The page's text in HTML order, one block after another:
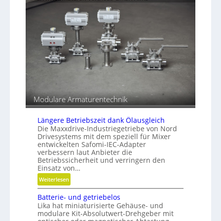
g
a
d
e
s
c
h
f
e
n
Modulare Armaturentechnik
Längere Betriebszeit dank Ölausgleich
Die Maxxdrive-Industriegetriebe von Nord
Drivesystems mit dem speziell für Mixer
entwickelten Safomi-IEC-Adapter
verbessern laut Anbieter die
Betriebssicherheit und verringern den
Einsatz von…
Weiterlesen:
L
ä
n
g
Batterie- und getriebelos
Lika hat miniaturisierte Gehäuse- und
modulare Kit-Absolutwert-Drehgeber mit